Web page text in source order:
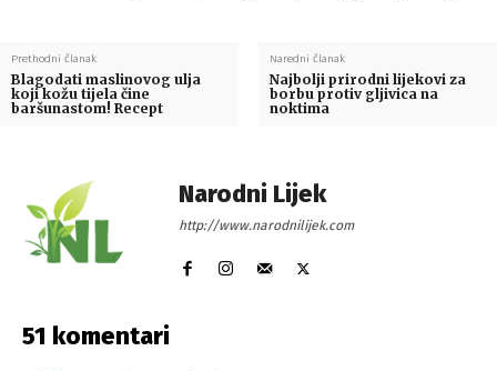
Prethodni članak
Blagodati maslinovog ulja
koji kožu tijela čine
baršunastom! Recept
Naredni članak
Najbolji prirodni lijekovi za
borbu protiv gljivica na
noktima
Narodni Lijek
http://www.narodnilijek.com
51 komentari